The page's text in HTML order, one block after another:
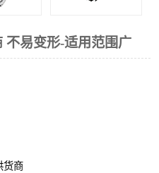
不易变形-适用范围广
货商